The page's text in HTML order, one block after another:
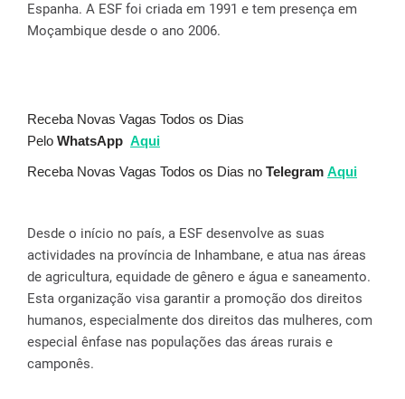
Espanha. A ESF foi criada em 1991 e tem presença em
Moçambique desde o ano 2006.
Receba Novas Vagas Todos os Dias
Pelo WhatsApp Aqui
Receba Novas Vagas Todos os Dias no Telegram Aqui
Desde o início no país, a ESF desenvolve as suas
actividades na província de Inhambane, e atua nas áreas
de agricultura, equidade de gênero e água e saneamento.
Esta organização visa garantir a promoção dos direitos
humanos, especialmente dos direitos das mulheres, com
especial ênfase nas populações das áreas rurais e
camponês.